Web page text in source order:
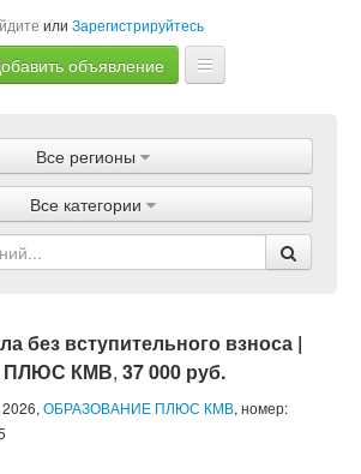
или Зарегистрируйтесь
объявление
Объявления
Магазины
Услуги
Все регионы
Все категории
без вступительного взноса |
ПЛЮС КМВ, 37 000 руб.
ОБРАЗОВАНИЕ ПЛЮС КМВ, номер: